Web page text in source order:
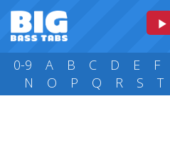
0-9 A B C D E F
N
O P Q R S T